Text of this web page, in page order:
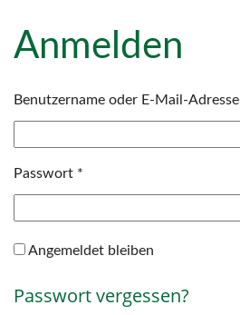
Anmelden
Benutzername oder E-Mail-Adresse
Passwort *
Angemeldet bleiben
Passwort vergessen?